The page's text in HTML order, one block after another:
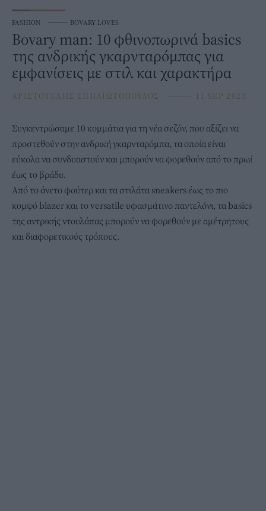
FASHION ⸻ BOVARY LOVES
Bovary man: 10 φθινοπωρινά basics
της ανδρικής γκαρνταρόμπας για
εμφανίσεις με στιλ και χαρακτήρα
ΑΡΙΣΤΟΤΕΛΗΣ ΣΠΗΛΙΩΤΟΠΟΥΛΟΣ ⸻ 11 SEP 2023
Συγκεντρώσαμε 10 κομμάτια για τη νέα σεζόν, που αξίζει να
προστεθούν στην ανδρική γκαρνταρόμπα, τα οποία είναι
εύκολα να συνδυαστούν και μπορούν να φορεθούν από το πρωί
έως το βράδυ.
Από το άνετο φούτερ και τα στιλάτα sneakers έως το πιο
κομψό blazer και το versatile υφασμάτινο παντελόνι, τα basics
της αντρικής ντουλάπας μπορούν να φορεθούν με αμέτρητους
και διαφορετικούς τρόπους.